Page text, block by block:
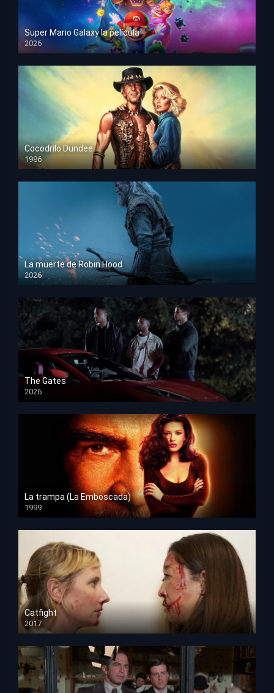
Super Mario Galaxy la película
2026
HD 1080p
Cocodrilo Dundee
1986
HD 1080p
La muerte de Robin Hood
2026
HD 1080p
The Gates
2026
HD 1080p
La trampa (La Emboscada)
1999
HD 1080p
Catfight
2017
HD 720p